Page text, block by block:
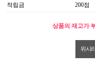
적립금
200점
상품의 재고가
위시